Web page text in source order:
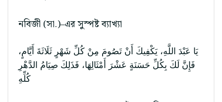
নবিজী (সা.)–এর সুস্পষ্ট ব্যাখ্যা
يَا عَبْدَ اللَّهِ، يَكْفِيكَ أَنْ تَصُومَ مِنْ كُلِّ شَهْرٍ ثَلَاثَةَ أَيَّامٍ،
فَإِنَّ لَكَ بِكُلِّ حَسَنَةٍ عَشْرَ أَمْثَالِهَا، فَذَلِكَ صِيَامُ الدَّهْرِ
كُلِّهِ